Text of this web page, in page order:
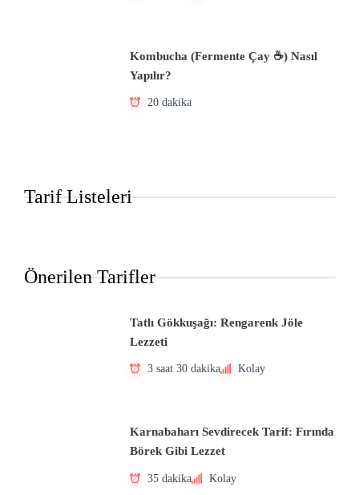
Kombucha (Fermente Çay ☕) Nasıl
Yapılır?
20 dakika
Tarif Listeleri
Önerilen Tarifler
Tatlı Gökkuşağı: Rengarenk Jöle
Lezzeti
3 saat 30 dakika Kolay
Karnabaharı Sevdirecek Tarif: Fırında
Börek Gibi Lezzet
35 dakika Kolay